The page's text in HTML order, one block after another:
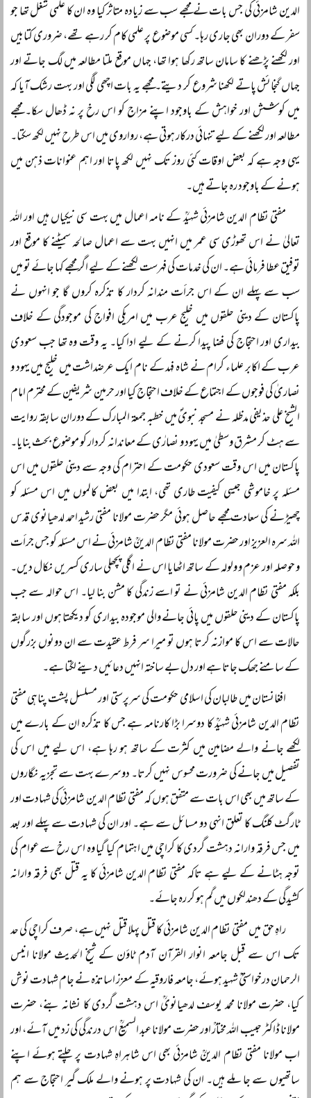
الدین شامزئی کی جس بات نے مجھے سب سے زیادہ متاثر کیا وہ ان کا علمی شغل تھا جو
سفر کے دوران بھی جاری رہا۔ کسی موضوع پر علمی کام کر رہے تھے، ضروری کتابیں
اور لکھنے پڑھنے کا سامان ساتھ رکھا ہوا تھا، جہاں موقع ملتا مطالعہ میں لگ جاتے اور
جہاں گنجائش پاتے لکھنا شروع کر دیتے۔ مجھے یہ بات اچھی لگی اور بہت رشک آیا کہ
میں کوشش اور خواہش کے باوجود اپنے مزاج کو اس رخ پر نہ ڈھال سکا۔ مجھے
مطالعہ اور لکھنے کے لیے تنہائی درکار ہوتی ہے، رواروی میں اس طرح نہیں لکھ سکتا۔
یہی وجہ ہے کہ بعض اوقات کئی روز تک نہیں لکھ پاتا اور اہم عنوانات ذہن میں
ہونے کے باوجود رہ جاتے ہیں۔
مفتی نظام الدین شامزئی شہیدؒ کے نامہ اعمال میں بہت سی نیکیاں ہیں اور اللہ
تعالیٰ نے اس تھوڑی سی عمر میں انہیں بہت سے اعمال صالحہ سمیٹنے کا موقع اور
توفیق عطا فرمائی ہے۔ ان کی خدمات کی فہرست لکھنے کے لیے اگر مجھے کہا جائے تو میں
سب سے پہلے ان کے اس جرأت مندانہ کردار کا تذکرہ کروں گا جو انہوں نے
پاکستان کے دینی حلقوں میں خلیج عرب میں امریکی افواج کی موجودگی کے خلاف
بیداری اور احتجاج کی فضا پیدا کرنے کے لیے ادا کیا۔ یہ وقت وہ تھا جب سعودی
عرب کے اکابر علماء کرام نے شاہ فہد کے نام ایک عرضداشت میں خلیج میں یہود و
نصاریٰ کی فوجوں کے اجتماع کے خلاف احتجاج کیا اور حرمین شریفین کے محترم امام
الشیخ علی حذیفی مدظلہ نے مسجد نبویؐ میں خطبہ جمعۃ المبارک کے دوران سابقہ روایت
سے ہٹ کر مشرق وسطیٰ میں یہود و نصارٰی کے معاندانہ کردار کو موضوع بحث بنایا۔
پاکستان میں اس وقت سعودی حکومت کے احترام کی وجہ سے دینی حلقوں میں اس
مسئلہ پر خاموشی جیسی کیفیت طاری تھی، ابتدا میں بعض کالموں میں اس مسئلہ کو
چھیڑنے کی سعادت مجھے حاصل ہوئی مگر حضرت مولانا مفتی رشید احمد لدھیانوی قدس
اللہ سرہ العزیز اور حضرت مولانا مفتی نظام الدینؒ شامزئی نے اس مسئلہ کو جس جرأت
و حوصلہ اور عزم و ولولہ کے ساتھ اٹھایا اس نے اگلی پچھلی ساری کسریں نکال دیں۔
بلکہ مفتی نظام الدین شامزئی نے تو اسے زندگی کا مشن بنا لیا۔ اس حوالہ سے جب
پاکستان کے دینی حلقوں میں پائی جانے والی موجودہ بیداری کو دیکھتا ہوں اور سابقہ
حالات سے اس کا موازنہ کرتا ہوں تو میرا سر فرط عقیدت سے ان دونوں بزرگوں
کے سامنے جھک جاتا ہے اور دل بے ساختہ انہیں دعائیں دینے لگتا ہے۔
افغانستان میں طالبان کی اسلامی حکومت کی سرپرستی اور مسلسل پشت پناہی مفتی
نظام الدین شامزئی شہیدؒ کا دوسرا بڑا کارنامہ ہے جس کا تذکرہ ان کے بارے میں
لکھے جانے والے مضامین میں کثرت کے ساتھ ہو رہا ہے، اس لیے میں اس کی
تفصیل میں جانے کی ضرورت محسوس نہیں کرتا۔ دوسرے بہت سے تجزیہ نگاروں
کے ساتھ میں بھی اس بات سے متفق ہوں کہ مفتی نظام الدین شامزئی کی شہادت اور
ٹارگٹ کلنگ کا تعلق انہی دو مسائل سے ہے۔ اور ان کی شہادت سے پہلے اور بعد
میں جس فرقہ وارانہ دہشت گردی کا کراچی میں اہتمام کیا گیا وہ اس رخ سے عوام کی
توجہ ہٹانے کے لیے ہے تاکہ مفتی نظام الدین شامزئی کا یہ قتل بھی فرقہ وارانہ
کشیدگی کے دھندلکوں میں گم ہو کر رہ جائے۔
راہِ حق میں مفتی نظام الدین شامزئی کا قتل پہلا قتل نہیں ہے، صرف کراچی کی حد
تک اس سے قبل جامعہ انوار القرآن آدم ٹاؤن کے شیخ الحدیث مولانا انیس
الرحمان درخواستیؒ شہید ہوئے، جامعہ فاروقیہ کے معزز اساتذہ نے جام شہادت نوش
کیا، حضرت مولانا محمد یوسف لدھیانویؒ اس دہشت گردی کا نشانہ بنے، حضرت
مولانا ڈاکٹر حبیب اللہ مختارؒ اور حضرت مولانا عبد السمیعؒ اس درندگی کی زد میں آئے، اور
اب مولانا مفتی نظام الدینؒ شامزئی بھی اس شاہراہِ شہادت پر چلتے ہوئے اپنے
ساتھیوں سے جا ملے ہیں۔ ان کی شہادت پر ہونے والے ملک گیر احتجاج سے ہم